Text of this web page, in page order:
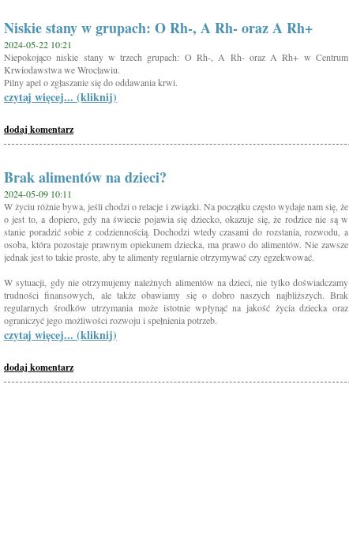
Niskie stany w grupach: O Rh-, A Rh- oraz A Rh+
2024-05-22 10:21
Niepokojąco niskie stany w trzech grupach: O Rh-, A Rh- oraz A Rh+ w Centrum
Krwiodawstwa we Wrocławiu.
Pilny apel o zgłaszanie się do oddawania krwi.
czytaj więcej... (kliknij)
dodaj komentarz
Brak alimentów na dzieci?
2024-05-09 10:11
W życiu różnie bywa, jeśli chodzi o relacje i związki. Na początku często wydaje nam się, że
o jest to, a dopiero, gdy na świecie pojawia się dziecko, okazuje się, że rodzice nie są w
stanie poradzić sobie z codziennością. Dochodzi wtedy czasami do rozstania, rozwodu, a
osoba, która pozostaje prawnym opiekunem dziecka, ma prawo do alimentów. Nie zawsze
jednak jest to takie proste, aby te alimenty regularnie otrzymywać czy egzekwować.
W sytuacji, gdy nie otrzymujemy należnych alimentów na dzieci, nie tylko doświadczamy
trudności finansowych, ale także obawiamy się o dobro naszych najbliższych. Brak
regularnych środków utrzymania może istotnie wpłynąć na jakość życia dziecka oraz
ograniczyć jego możliwości rozwoju i spełnienia potrzeb.
czytaj więcej... (kliknij)
dodaj komentarz